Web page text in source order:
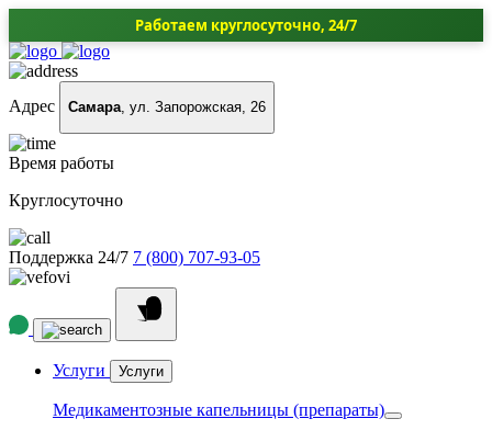
Работаем круглосуточно, 24/7
Адрес Самара, ул. Запорожская, 26
Время работы
Круглосуточно
Поддержка 24/7 7 (800) 707-93-05
Услуги Услуги
Медикаментозные капельницы (препараты)